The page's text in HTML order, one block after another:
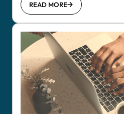
READ MORE